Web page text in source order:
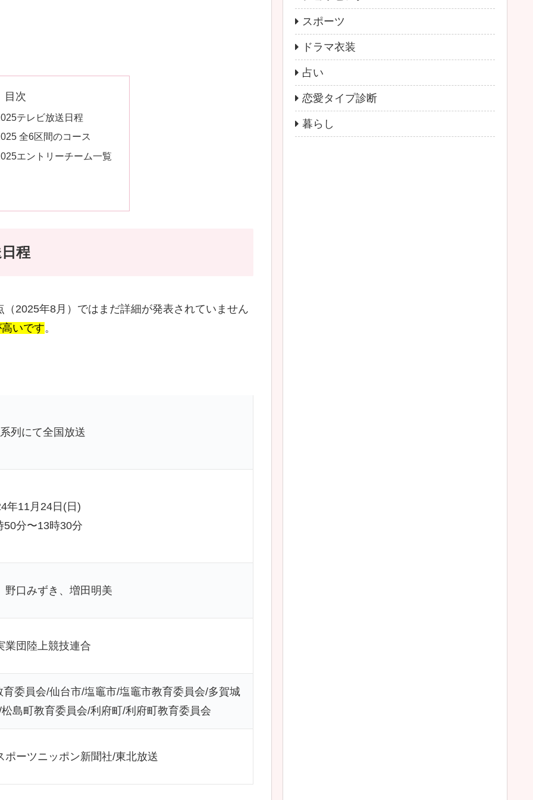
目次
テレビ放送日程
全6区間のコース
エントリーチーム一覧
程
2025年8月）ではまだ詳細が発表されていません
いです。
列にて全国放送
年11月24日(日)
50分〜13時30分
野口みずき、増田明美
業団陸上競技連合
委員会/仙台市/塩竈市/塩竈市教育委員会/多賀城
島町教育委員会/利府町/利府町教育委員会
ポーツニッポン新聞社/東北放送
スポーツ
ドラマ衣装
占い
恋愛タイプ診断
暮らし